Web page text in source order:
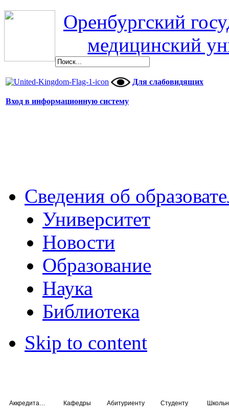
Оренбургский
медицинский
Для слабовидящих
Вход в информационную систему
Сведения об
Университет
Новости
Образование
Наука
Библиотека
Skip to content
Кафедры Абитуриенту Студенту